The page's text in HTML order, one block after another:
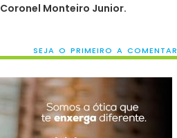
Monteiro Junior.
SEJA O PRIMEIRO A COMENTAR